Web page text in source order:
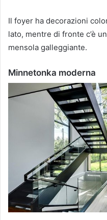
Il foyer ha decorazioni
lato, mentre di fronte c’è
mensola galleggiante.
Minnetonka moderna